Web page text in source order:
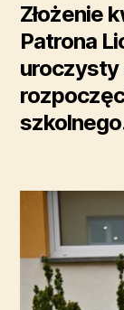
Złożenie
Patrona
uroczysty